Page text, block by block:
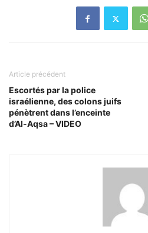
Article précédent
Escortés par la police
israélienne, des colons juifs
pénètrent dans l’enceinte
d’Al-Aqsa – VIDEO